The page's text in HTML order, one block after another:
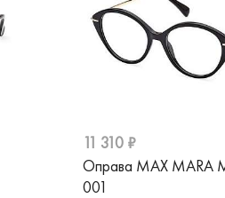
11 310 ₽
Оправа MAX MARA
001